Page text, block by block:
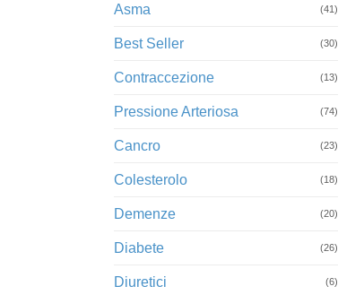
Asma (41)
Best Seller (30)
Contraccezione (13)
Pressione Arteriosa (74)
Cancro (23)
Colesterolo (18)
Demenze (20)
Diabete (26)
Diuretici (6)